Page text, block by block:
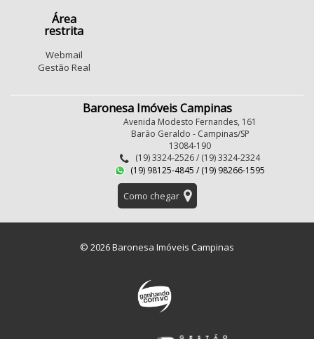
Área
restrita
Webmail
Gestão Real
Baronesa Imóveis Campinas
Avenida Modesto Fernandes, 161
Barão Geraldo - Campinas/SP
13084-190
(19) 3324-2526 / (19) 3324-2324
(19) 98125-4845 / (19) 98266-1595
Como chegar
© 2026 Baronesa Imóveis Campinas